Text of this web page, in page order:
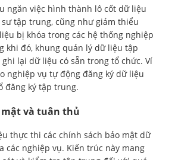
ngăn việc hình thành lô cốt dữ liệu
tập trung, cũng như giảm thiểu
bị khóa trong các hệ thống nghiệp
khi đó, khung quản lý dữ liệu tập
lại dữ liệu có sẵn trong tổ chức. Ví
nghiệp vụ tự động đăng ký dữ liệu
đăng ký tập trung.
mật và tuân thủ
thực thi các chính sách bảo mật dữ
các nghiệp vụ. Kiến trúc này mang